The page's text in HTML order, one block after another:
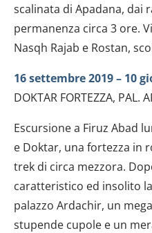
scalinata di Apadana, dai
permanenza circa 3 ore.
Nasqh Rajab e Rostan,
16 settembre 2019 – 10
DOKTAR FORTEZZA, PAL.
Escursione a Firuz Abad
e Doktar, una fortezza in
trek di circa mezzora.
caratteristico ed insolito
palazzo Ardachir, un
stupende cupole e un